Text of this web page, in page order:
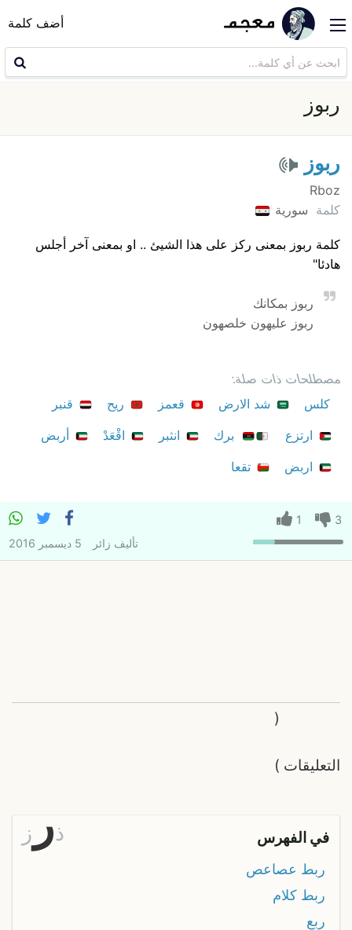
أضف كلمة
ربوز
ربوز
Rboz
كلمة سورية
كلمة ربوز بمعنى ركز على هذا الشيئ .. او بمعنى آخر أجلس
هادئا"
ربوز بمكانك
ربوز عليهون خلصهون
مصطلحات ذات صلة:
كلس
شد الارض قعمز ريح
قنبر
ارتزع
برك انثبر اقْعَدْ
أربض
اربض
تقعا
3
1
تأليف زائر 5 ديسمبر 2016
التعليقات
(
)
في الفهرس ذر ز
ربط عصاعص
ربط كلام
ربع